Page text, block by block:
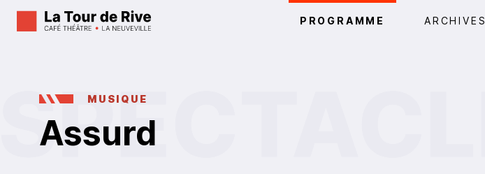
PROGRAMME ARCHIVES
MUSIQUE
Assurd